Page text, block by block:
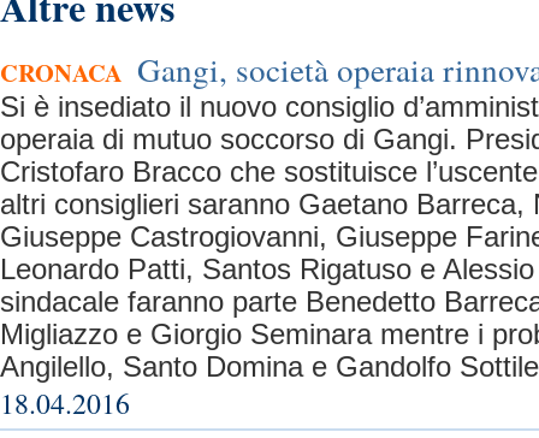
CRONACA Gangi, società operaia
Si è insediato il nuovo consiglio
operaia di mutuo soccorso di Gangi.
Cristofaro Bracco che sostituisce
altri consiglieri saranno Gaetano Barreca,
Giuseppe Castrogiovanni, Giuseppe
Leonardo Patti, Santos Rigatuso e
sindacale faranno parte Benedetto
Migliazzo e Giorgio Seminara mentre i
Angilello, Santo Domina e Gandolfo
18.04.2016